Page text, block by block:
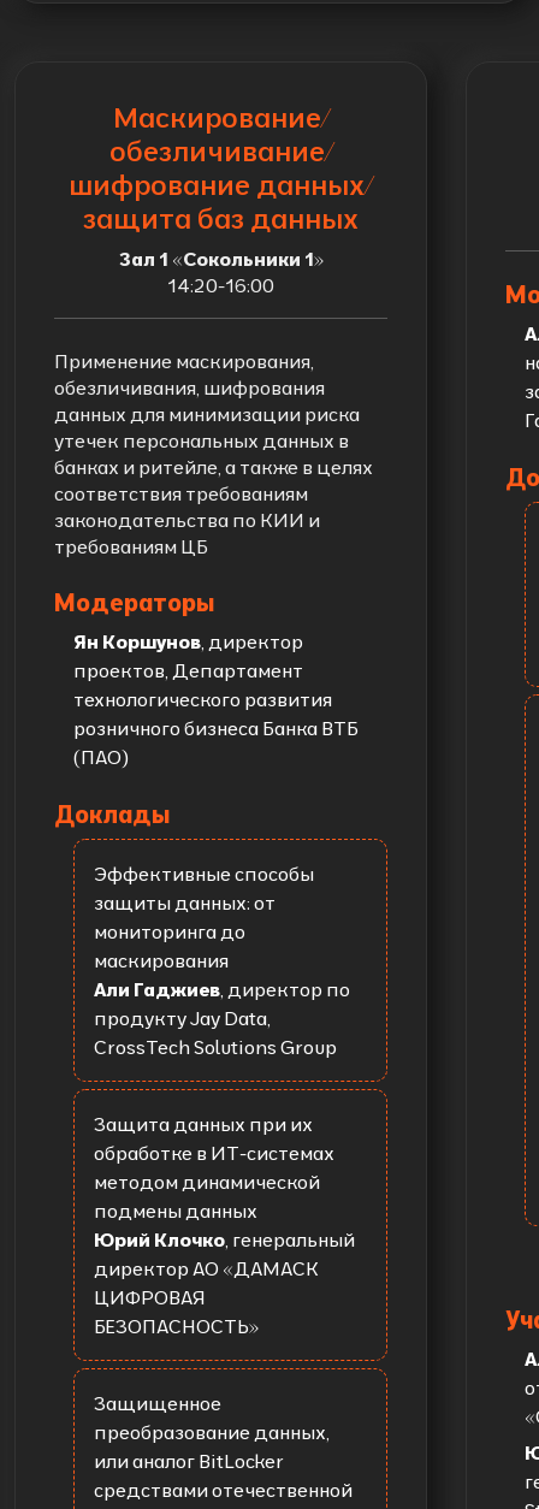
Маскирование/
обезличивание/
шифрование данных/
защита баз данных
Зал 1 «Сокольники 1»
14:20-16:00
Применение маскирования,
обезличивания, шифрования
данных для минимизации риска
утечек персональных данных в
банках и ритейле, а также в целях
соответствия требованиям
законодательства по КИИ и
требованиям ЦБ
Модераторы
Ян Коршунов, директор
проектов, Департамент
технологического развития
розничного бизнеса Банка ВТБ
(ПАО)
Доклады
Эффективные способы
защиты данных: от
мониторинга до
маскирования
Али Гаджиев, директор по
продукту Jay Data,
CrossTech Solutions Group
Защита данных при их
обработке в ИТ-системах
методом динамической
подмены данных
Юрий Клочко, генеральный
директор АО «ДАМАСК
ЦИФРОВАЯ
БЕЗОПАСНОСТЬ»
Защищенное
преобразование данных,
или аналог BitLocker
средствами отечественной